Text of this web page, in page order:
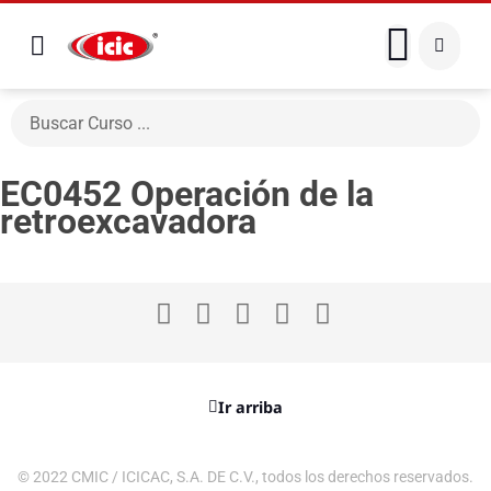
EC0452 Operación de la
retroexcavadora
Ir arriba
© 2022 CMIC / ICICAC, S.A. DE C.V., todos los derechos reservados.